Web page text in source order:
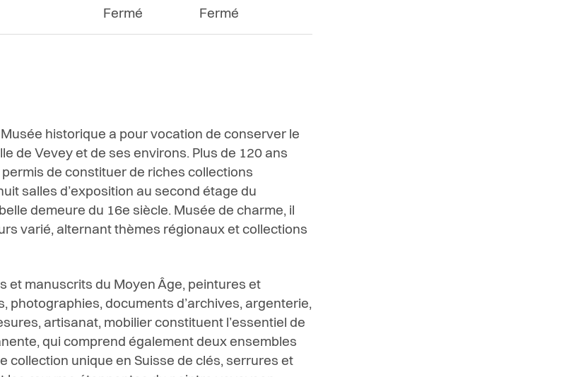
Fermé Fermé
Musée historique a pour vocation de conserver le
de Vevey et de ses environs. Plus de 120 ans
permis de constituer de riches collections
salles d’exposition au second étage du
demeure du 16e siècle. Musée de charme, il
varié, alternant thèmes régionaux et collections
et manuscrits du Moyen Âge, peintures et
photographies, documents d’archives, argenterie,
artisanat, mobilier constituent l’essentiel de
qui comprend également deux ensembles
collection unique en Suisse de clés, serrures et